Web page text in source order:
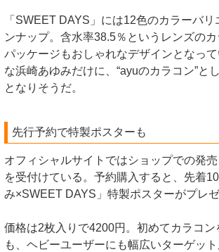
「SWEET DAYS」には12色のカラーバリ
ンナップ。含水率38.5％というレンズの
パッケージもおしゃれなデザインとなっ
な浜崎あゆみだけに、“ayuのカラコン”と
となりそうだ。
先行予約で特製ポスターも
オフィシャルサイトではショップでの発
を受付けている。予約購入すると、先着
み×SWEET DAYS」特製ポスターがプレゼ
価格は2枚入りで4200円。初めてカラコン
も、ヘビーユーザーにも幅広いターゲッ